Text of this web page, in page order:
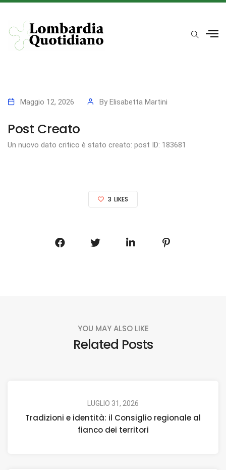
Maggio 12, 2026 By Elisabetta Martini
Post Creato
Un nuovo dato critico è stato creato: post ID: 183681
3 LIKES
YOU MAY ALSO LIKE
Related Posts
LUGLIO 31, 2026
Tradizioni e identità: il Consiglio regionale al
fianco dei territori